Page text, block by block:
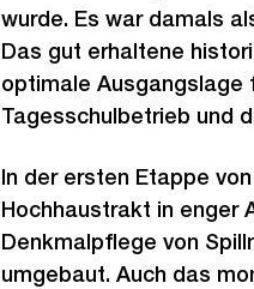
wurde. Es war damals
Das gut erhaltene
optimale Ausgangslage
Tagesschulbetrieb und
In der ersten Etappe
Hochhaustrakt in enger
Denkmalpflege von
umgebaut. Auch das